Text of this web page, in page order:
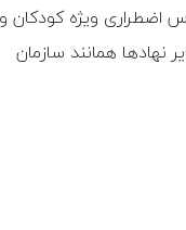
اضطراری ویژه کودکان و
نهادها همانند سازمان